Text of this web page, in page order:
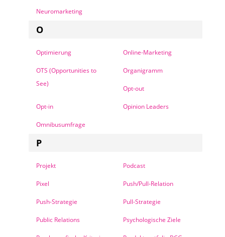
Neuromarketing
O
Optimierung Online-Marketing
OTS (Opportunities to
See)
Organigramm
Opt-out
Opt-in Opinion Leaders
Omnibusumfrage
P
Projekt Podcast
Pixel Push/Pull-Relation
Push-Strategie Pull-Strategie
Public Relations Psychologische Ziele